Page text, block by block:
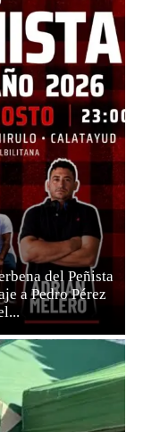
del Peñista
a Pedro Pérez